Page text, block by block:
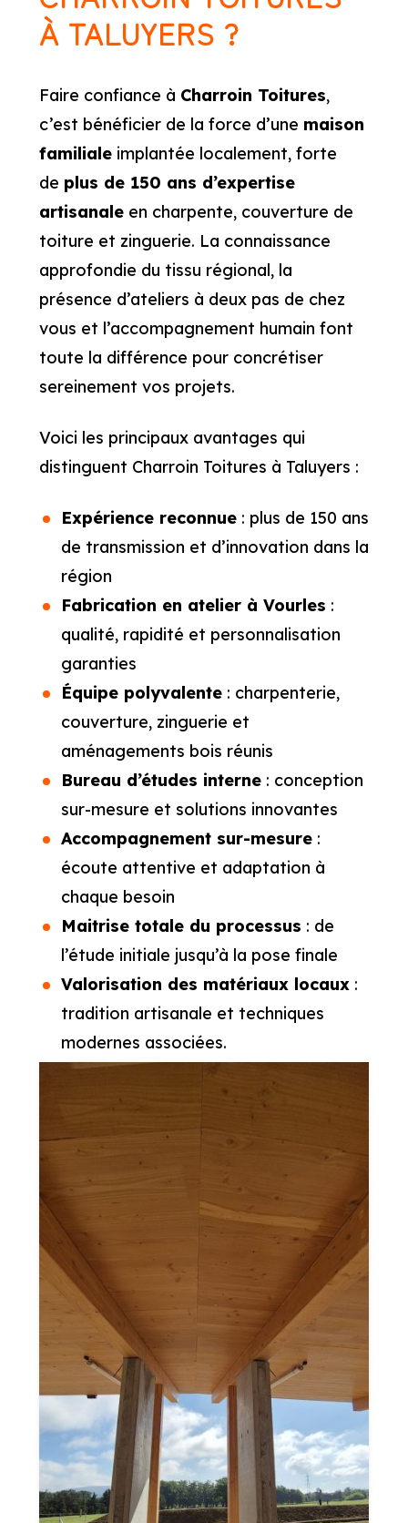
À TALUYERS ?
Faire confiance à Charroin Toitures,
c’est bénéficier de la force d’une maison
familialeimplantée localement, forte
de plus de 150 ans d’expertise
artisanaleen charpente, couverture de
toiture et zinguerie. La connaissance
approfondie du tissu régional, la
présence d’ateliers à deux pas de chez
vous et l’accompagnement humain font
toute la différence pour concrétiser
sereinement vos projets.
Voici les principaux avantages qui
distinguent Charroin Toitures à Taluyers :
Expérience reconnue: plus de 150 ans
de transmission et d’innovation dans la
région
Fabrication en atelier à Vourles :
qualité, rapidité et personnalisation
garanties
Équipe polyvalente: charpenterie,
couverture, zinguerie et
aménagements bois réunis
Bureau d’études interne: conception
sur-mesure et solutions innovantes
Accompagnement sur-mesure:
écoute attentive et adaptation à
chaque besoin
Maitrise totale du processus : de
l’étude initiale jusqu’à la pose finale
Valorisation des matériaux locaux:
tradition artisanale et techniques
modernes associées.